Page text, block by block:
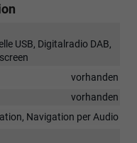
USB, Digitalradio DAB,
vorhanden
vorhanden
Navigation per Audio